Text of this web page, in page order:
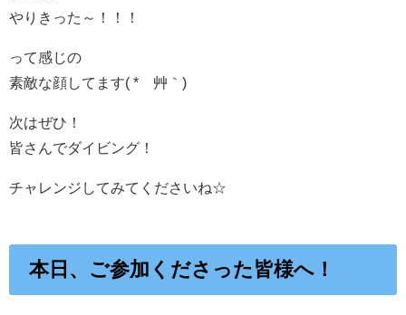
やりきった～！！！
って感じの
素敵な顔してます( *´艸｀)
次はぜひ！
皆さんでダイビング！
チャレンジしてみてくださいね☆
本日、ご参加くださった皆様へ！